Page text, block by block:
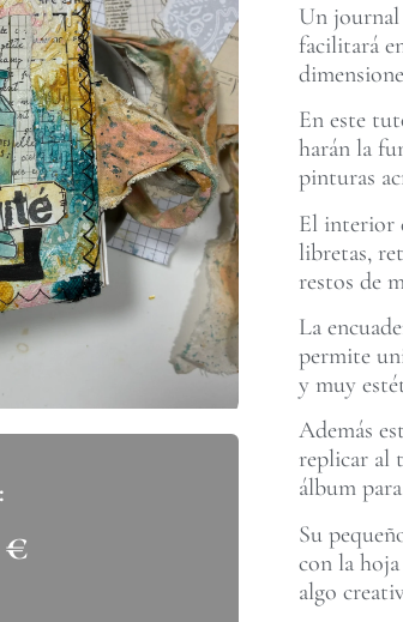
€
Un journal
facilitará
En este
harán la
pinturas
El interior
libretas,
restos de
La
permite
y muy
Además
replicar al
álbum
Su
con la
algo